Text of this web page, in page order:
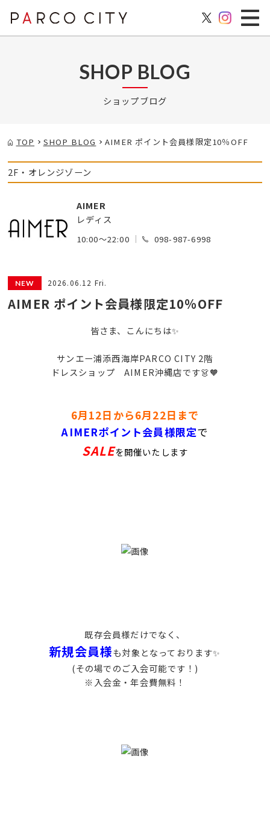
SHOP BLOG
ショップブログ
TOP SHOP BLOG AIMER ポイント会員様限定10％OFF
2F・オレンジゾーン
AIMER
レディス
10:00～22:00 098-987-6998
2026.06.12 Fri.
AIMER ポイント会員様限定10％OFF
皆さま、こんにちは✨
サンエー浦添西海岸PARCO CITY 2階
ドレスショップ AIMER沖縄店です👗🧡
6月12日から6月22日まで
AIMERポイント会員様限定で
SALEを開催いたします
既存会員様だけでなく、
新規会員様も対象となっております✨
(その場でのご入会可能です！)
※入会金・年会費無料！